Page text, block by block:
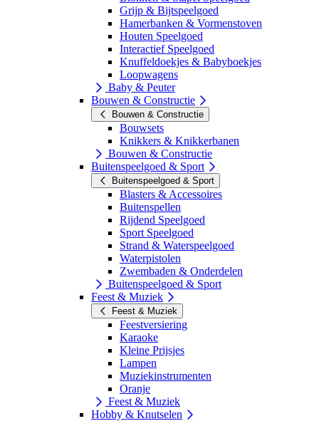
Grijp & Bijtspeelgoed
Hamerbanken & Vormenstoven
Houten Speelgoed
Interactief Speelgoed
Knuffeldoekjes & Babyboekjes
Loopwagens
Baby & Peuter
Bouwen & Constructie
Bouwen & Constructie
Bouwsets
Knikkers & Knikkerbanen
Bouwen & Constructie
Buitenspeelgoed & Sport
Buitenspeelgoed & Sport
Blasters & Accessoires
Buitenspellen
Rijdend Speelgoed
Sport Speelgoed
Strand & Waterspeelgoed
Waterpistolen
Zwembaden & Onderdelen
Buitenspeelgoed & Sport
Feest & Muziek
Feest & Muziek
Feestversiering
Karaoke
Kleine Prijsjes
Lampen
Muziekinstrumenten
Oranje
Feest & Muziek
Hobby & Knutselen